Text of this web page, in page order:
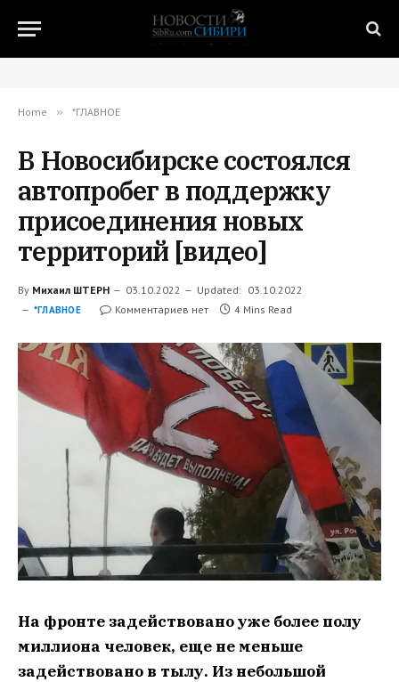
Home » *ГЛАВНОЕ
В Новосибирске состоялся
автопробег в поддержку
присоединения новых
территорий [видео]
By Михаил ШТЕРН 03.10.2022 Updated: 03.10.2022
*ГЛАВНОЕ Комментариев нет 4 Mins Read
На фронте задействовано уже более полу
миллиона человек, еще не меньше
задействовано в тылу. Из небольшой